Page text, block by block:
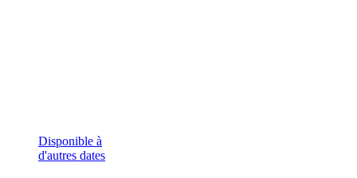
Disponible à
d'autres dates